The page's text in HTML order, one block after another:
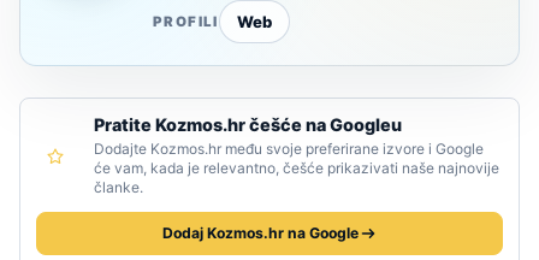
PROFILI Web
Pratite Kozmos.hr češće na Googleu
Dodajte Kozmos.hr među svoje preferirane izvore i Google
će vam, kada je relevantno, češće prikazivati naše najnovije
članke.
Dodaj Kozmos.hr na Google